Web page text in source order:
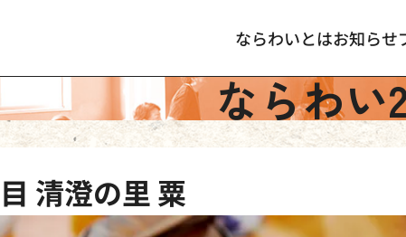
ならわいとはお知らせ
ならわい
清澄の里 粟